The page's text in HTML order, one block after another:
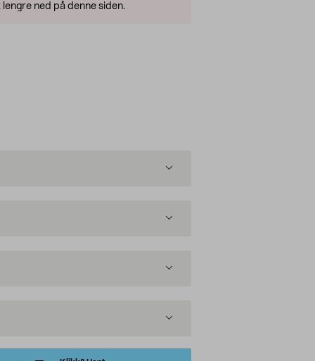
ned på denne siden.